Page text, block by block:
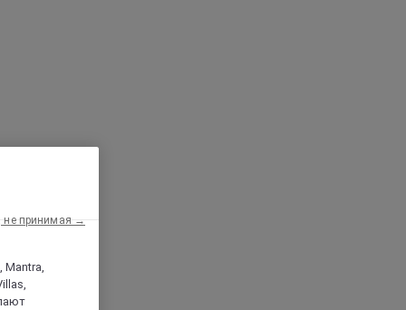
Mantra,
не принимая →